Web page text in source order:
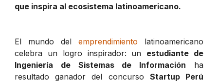
que inspira al ecosistema latinoamericano.
El mundo del emprendimiento latinoamericano
celebra un logro inspirador: un estudiante de
Ingeniería de Sistemas de Información ha
resultado ganador del concurso Startup Perú